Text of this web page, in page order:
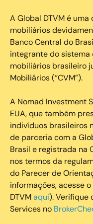
A Global DTVM é
mobiliários
Banco Central do
integrante do
mobiliários brasileiro
Mobiliários (“CVM”).
‍A Nomad Investment
EUA, que também
indivíduos brasileiros
de parceria com a
Brasil e registrada na
nos termos da
do Parecer de
informações, acesse
DTVMaqui). Verifique
Services no